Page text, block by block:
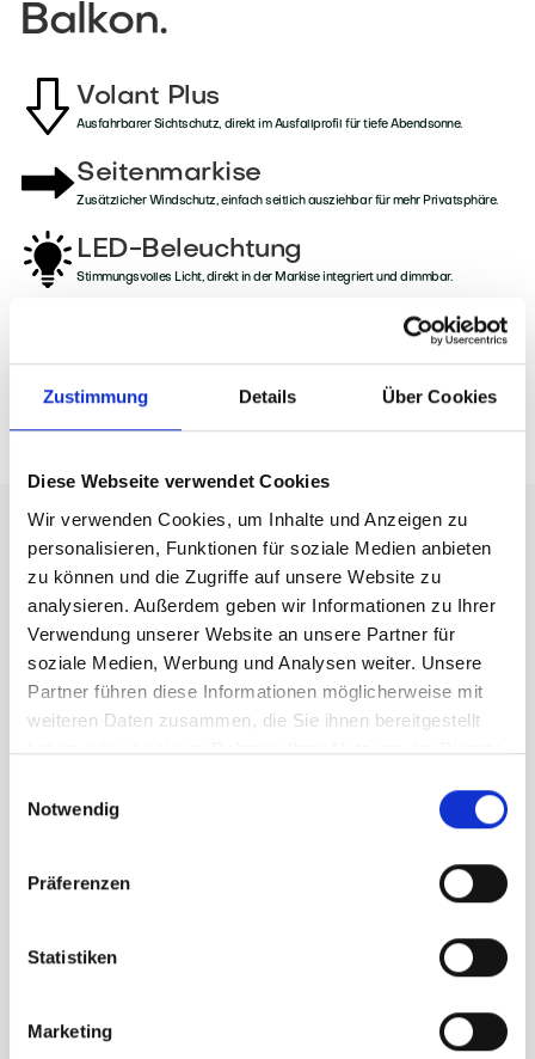
Zustimmung Details Über Cookies
Diese Webseite verwendet Cookies
Wir verwenden Cookies, um Inhalte und Anzeigen zu
personalisieren, Funktionen für soziale Medien anbieten
zu können und die Zugriffe auf unsere Website zu
analysieren. Außerdem geben wir Informationen zu Ihrer
Verwendung unserer Website an unsere Partner für
soziale Medien, Werbung und Analysen weiter. Unsere
Partner führen diese Informationen möglicherweise mit
weiteren Daten zusammen, die Sie ihnen bereitgestellt
haben oder die sie im Rahmen Ihrer Nutzung der Dienste
Notwendig
Präferenzen
Statistiken
Marketing
Balkon.
Volant Plus
Ausfahrbarer Sichtschutz, direkt im Ausfallprofil für tiefe Abendsonne.
Seitenmarkise
Zusätzlicher Windschutz, einfach seitlich ausziehbar für mehr Privatsphäre.
LED-Beleuchtung
Stimmungsvolles Licht, direkt in der Markise integriert und dimmbar.
171 Dessins: Ihr Stil,